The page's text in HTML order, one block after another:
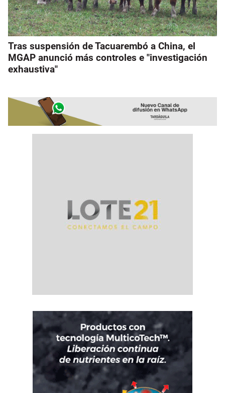
Tras suspensión de Tacuarembó a China, el
MGAP anunció más controles e "investigación
exhaustiva"